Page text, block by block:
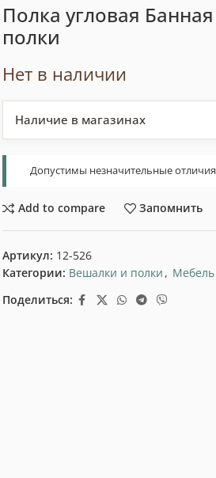
128 900₸
Полка угловая
полки
Нет в наличии
Наличие в магазинах
Допустимы незначительные
Add to compare Запомнить
Артикул: 12-526
Категории: Вешалки и полки ,
Поделиться: